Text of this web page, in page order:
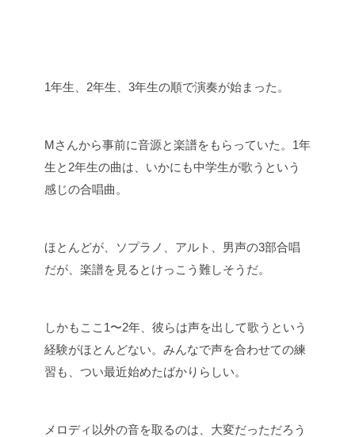
1年生、2年生、3年生の順で演奏が始まった。
Mさんから事前に音源と楽譜をもらっていた。1年
生と2年生の曲は、いかにも中学生が歌うという
感じの合唱曲。
ほとんどが、ソプラノ、アルト、男声の3部合唱
だが、楽譜を見るとけっこう難しそうだ。
しかもここ1〜2年、彼らは声を出して歌うという
経験がほとんどない。みんなで声を合わせての練
習も、つい最近始めたばかりらしい。
メロディ以外の音を取るのは、大変だっただろう